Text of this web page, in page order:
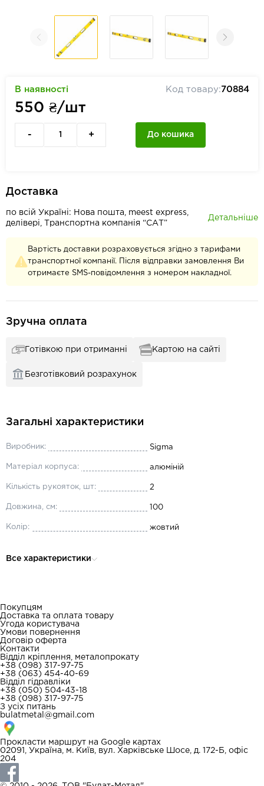
В наявності
550 ₴/шт
Код товару:70884
- + До кошика
Доставка
по всій Україні: Нова пошта, meest express,
делівері, Транспортна компанія “САТ”
Детальніше
Вартість доставки розраховується згідно з тарифами
транспортної компанії. Після відправки замовлення Ви
отримаєте SMS-повідомлення з номером накладної.
Зручна оплата
Готівкою при отриманні Картою на сайті
Безготівковий розрахунок
Загальні характеристики
Виробник: Sigma
Матеріал корпуса: алюміній
Кількість рукояток, шт: 2
Довжина, см: 100
Колір: жовтий
Все характеристики
Покупцям
Доставка та оплата товару
Угода користувача
Умови повернення
Договір оферта
Контакти
Відділ кріплення, металопрокату
+38 (098) 317-97-75
+38 (063) 454-40-69
Відділ гідравліки
+38 (050) 504-43-18
+38 (098) 317-97-75
З усіх питань
bulatmetal@gmail.com
Прокласти маршрут на Google картах
02091, Україна, м. Київ, вул. Харківське Шосе, д. 172-Б, офіс
204